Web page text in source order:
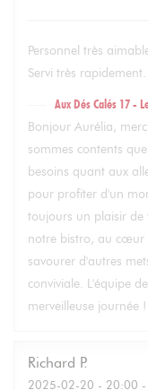
Personnel très
Servi très
Aux Dés Calés 17 -
Bonjour Aurélia,
sommes contents
besoins quant aux
pour profiter d'un
toujours un plaisir de
notre bistro, au cœur
savourer d'autres
conviviale. L'équipe
merveilleuse journée !
Richard P
2025-02-20 - 20:00 -